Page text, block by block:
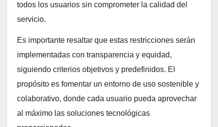
todos los usuarios sin comprometer la calidad del
servicio.
Es importante resaltar que estas restricciones serán
implementadas con transparencia y equidad,
siguiendo criterios objetivos y predefinidos. El
propósito es fomentar un entorno de uso sostenible y
colaborativo, donde cada usuario pueda aprovechar
al máximo las soluciones tecnológicas